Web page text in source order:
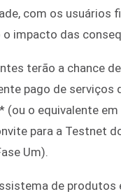
com os usuários
impacto das
terão a chance
pago de serviços
(ou o equivalente em
para a Testnet
Um).
de produtos